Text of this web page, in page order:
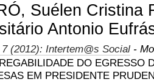
Suélen Cristina
Antonio
(2012): Intertem@s Social -
DO EGRESSO
EM PRESIDENTE